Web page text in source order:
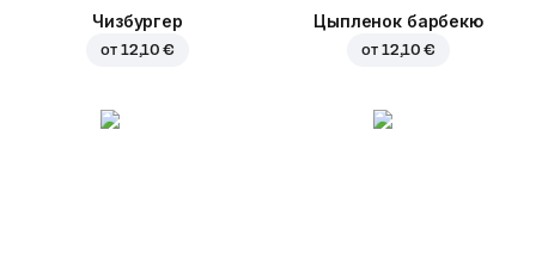
Чизбургер
от 12,10 €
Цыпленок барбекю
от 12,10 €